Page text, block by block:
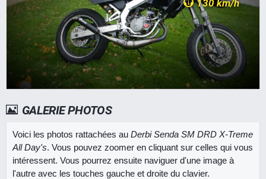
130 km/h
GALERIE PHOTOS
Voici les photos rattachées au Derbi Senda SM DRD X-Treme
All Day's. Vous pouvez zoomer en cliquant sur celles qui vous
intéressent. Vous pourrez ensuite naviguer d'une image à
l'autre avec les touches gauche et droite du clavier.